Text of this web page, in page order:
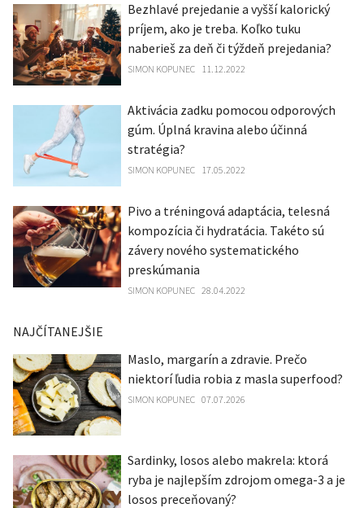
Bezhlavé prejedanie a vyšší kalorický
príjem, ako je treba. Koľko tuku
naberieš za deň či týždeň prejedania?
SIMON KOPUNEC 11.12.2022
Aktivácia zadku pomocou odporových
gúm. Úplná kravina alebo účinná
stratégia?
SIMON KOPUNEC 17.05.2022
Pivo a tréningová adaptácia, telesná
kompozícia či hydratácia. Takéto sú
závery nového systematického
preskúmania
SIMON KOPUNEC 28.04.2022
NAJČÍTANEJŠIE
Maslo, margarín a zdravie. Prečo
niektorí ľudia robia z masla superfood?
SIMON KOPUNEC 07.07.2026
Sardinky, losos alebo makrela: ktorá
ryba je najlepším zdrojom omega-3 a je
losos preceňovaný?